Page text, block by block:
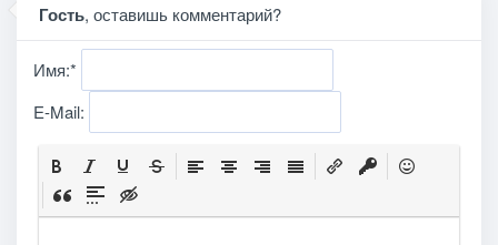
Гость, оставишь комментарий?
Имя:*
E-Mail: